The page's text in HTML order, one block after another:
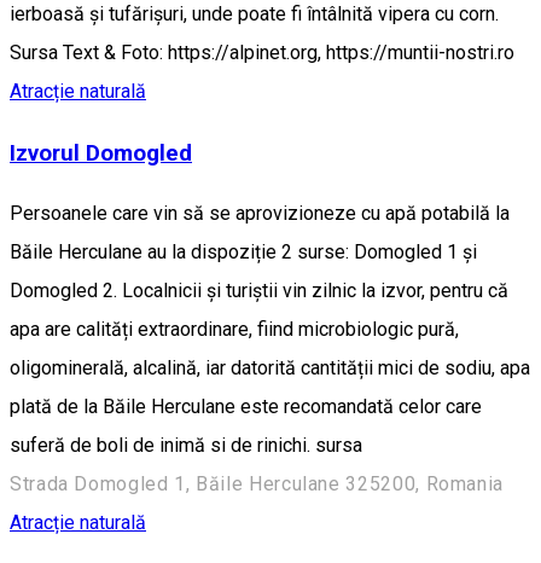
ierboasă şi tufărişuri, unde poate fi întâlnită vipera cu corn.
Sursa Text & Foto: https://alpinet.org, https://muntii-nostri.ro
Atracție naturală
Izvorul Domogled
Persoanele care vin să se aprovizioneze cu apă potabilă la
Băile Herculane au la dispoziție 2 surse: Domogled 1 și
Domogled 2. Localnicii și turiștii vin zilnic la izvor, pentru că
apa are calități extraordinare, fiind microbiologic pură,
oligominerală, alcalină, iar datorită cantității mici de sodiu, apa
plată de la Băile Herculane este recomandată celor care
suferă de boli de inimă si de rinichi. sursa
Strada Domogled 1, Băile Herculane 325200, Romania
Atracție naturală